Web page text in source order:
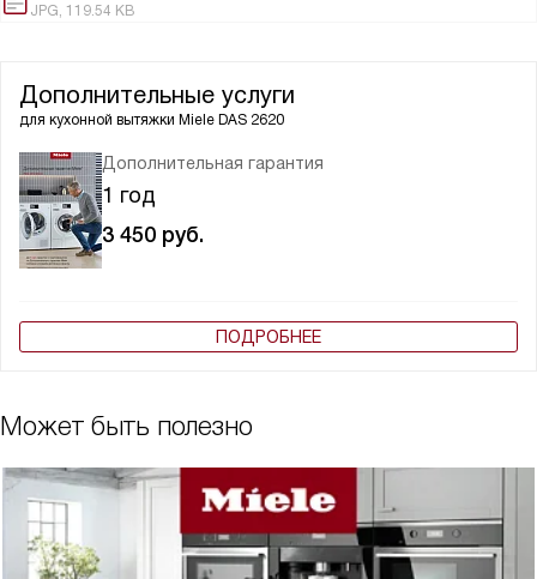
JPG, 119.54 KB
Дополнительные услуги
для кухонной вытяжки Miele DAS 2620
Дополнительная гарантия
1 год
3 450 руб.
ПОДРОБНЕЕ
Может быть полезно